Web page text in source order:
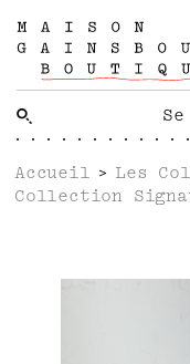
Accueil
Les
Collection